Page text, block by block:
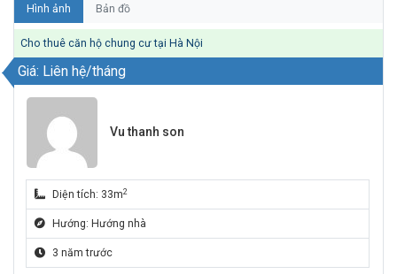
Hình ảnh Bản đồ
Cho thuê căn hộ chung cư tại Hà Nội
Giá: Liên hệ/tháng
Vu thanh son
Diện tích: 33m2
Hướng: Hướng nhà
3 năm trước